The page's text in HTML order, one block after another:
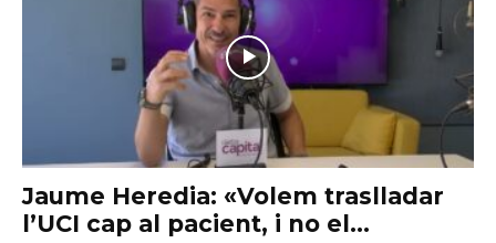
Jaume Heredia: «Volem traslladar
l’UCI cap al pacient, i no el...